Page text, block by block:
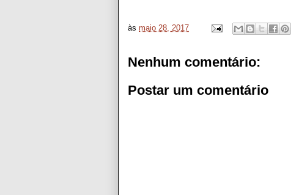
às maio 28, 2017
Nenhum comentário:
Postar um comentário